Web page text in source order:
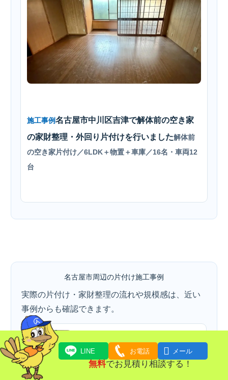
施工事例名古屋市中川区吉津で解体前の空き家
の家財整理・外回り片付けを行いました解体前
の空き家片付け／6LDK＋物置＋車庫／16名・車両12
台
名古屋市周辺の片付け施工事例
実際の片付け・家財整理の流れや規模感は、近い
事例からも確認できます。
名古屋市北区で解体前の大型家具・家
電の搬出を行いました
LINE お電話  メール
無料でお見積り相談する！